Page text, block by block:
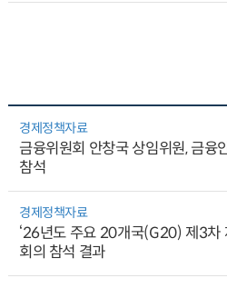
경제정책자료
금융위원회 안창국 상임위원, 금융
참석
경제정책자료
‘26년도 주요 20개국(G20) 제3차
회의 참석 결과